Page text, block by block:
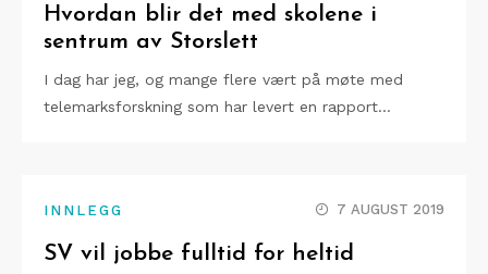
Hvordan blir det med skolene i
sentrum av Storslett
I dag har jeg, og mange flere vært på møte med
telemarksforskning som har levert en rapport…
INNLEGG 7 AUGUST 2019
SV vil jobbe fulltid for heltid